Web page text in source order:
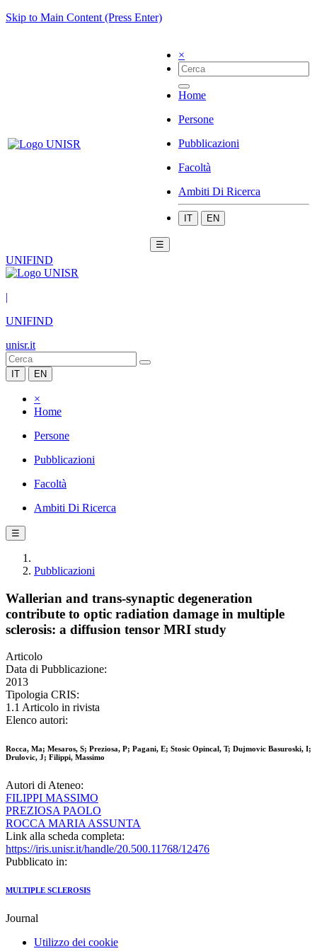
Skip to Main Content (Press Enter)
×
Home
Persone
Pubblicazioni
Facoltà
Ambiti Di Ricerca
IT EN
☰
UNIFIND
|
UNIFIND
unisr.it
IT EN
×
Home
Persone
Pubblicazioni
Facoltà
Ambiti Di Ricerca
☰
Pubblicazioni
Wallerian and trans-synaptic degeneration
contribute to optic radiation damage in multiple
sclerosis: a diffusion tensor MRI study
Articolo
Data di Pubblicazione:
2013
Tipologia CRIS:
1.1 Articolo in rivista
Elenco autori:
Rocca, Ma; Mesaros, S; Preziosa, P; Pagani, E; Stosic Opincal, T; Dujmovic Basuroski, I;
Drulovic, J; Filippi, Massimo
Autori di Ateneo:
FILIPPI MASSIMO
PREZIOSA PAOLO
ROCCA MARIA ASSUNTA
Link alla scheda completa:
https://iris.unisr.it/handle/20.500.11768/12476
Pubblicato in:
MULTIPLE SCLEROSIS
Journal
Utilizzo dei cookie